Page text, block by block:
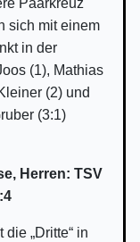
Paarkreuz
sich mit einem
in der
(1), Mathias
(2) und
(3:1)
Herren: TSV
„Dritte“ in